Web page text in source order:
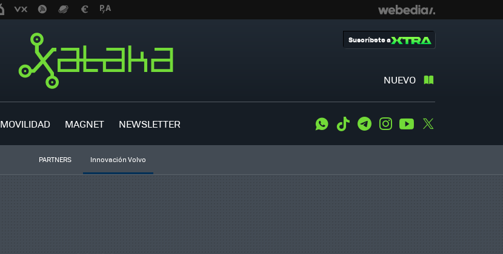
NUEVO
Suscríbete a
MOVILIDAD MAGNET NEWSLETTER WhatsApp
Tiktok TelegramInstagramYoutube
PARTNERS Innovación Volvo